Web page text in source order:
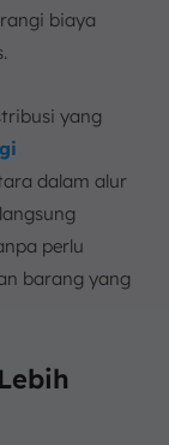
biaya
yang
dalam alur
perlu
barang yang